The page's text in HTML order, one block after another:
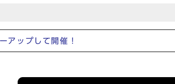
アップして開催！